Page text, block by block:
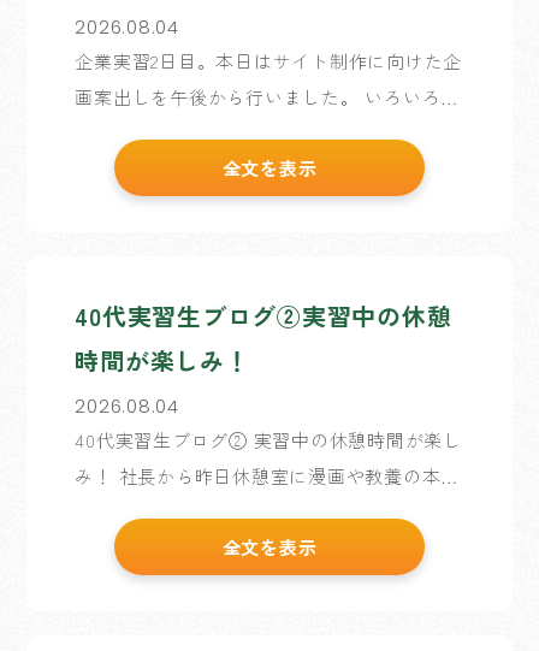
2026.08.04
企業実習2日目。本日はサイト制作に向けた企
画案出しを午後から行いました。 いろいろア
デアを出そうとすると意外と難しくて苦戦し
ています。 普段何気なく見ているWebサイト
全文を表示
40代実習生ブログ②実習中の休憩
時間が楽しみ！
2026.08.04
40代実習生ブログ② 実習中の休憩時間が楽し
み！ 社長から昨日休憩室に漫画や教養の本を
先でカメラ撮影は禁止なのでイメージ画像を
使用しています。 たくさんありすぎて、実習
全文を表示